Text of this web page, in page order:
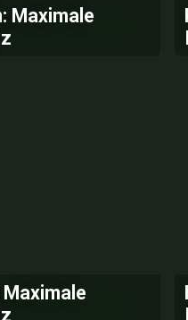
Maximale